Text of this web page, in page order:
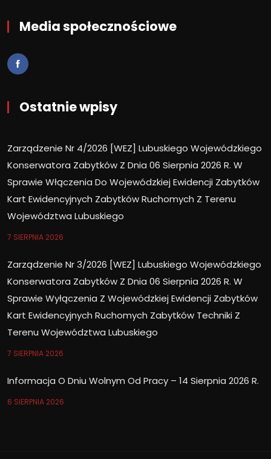
Media społecznościowe
Ostatnie wpisy
Zarządzenie Nr 4/2026 [WEZ] Lubuskiego Wojewódzkiego
Konserwatora Zabytków Z Dnia 06 Sierpnia 2026 R. W
Sprawie Włączenia Do Wojewódzkiej Ewidencji Zabytków
Kart Ewidencyjnych Zabytków Ruchomych Z Terenu
Województwa Lubuskiego
7 SIERPNIA 2026
Zarządzenie Nr 3/2026 [WEZ] Lubuskiego Wojewódzkiego
Konserwatora Zabytków Z Dnia 06 Sierpnia 2026 R. W
Sprawie Wyłączenia Z Wojewódzkiej Ewidencji Zabytków
Kart Ewidencyjnych Ruchomych Zabytków Techniki Z
Terenu Województwa Lubuskiego
7 SIERPNIA 2026
Informacja O Dniu Wolnym Od Pracy – 14 Sierpnia 2026 R.
6 SIERPNIA 2026